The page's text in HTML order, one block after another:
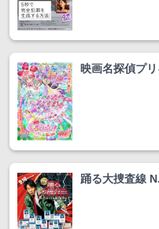
映画名探偵プ
踊る大捜査線